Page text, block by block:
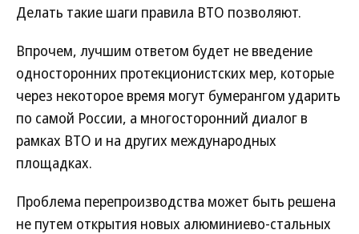
Делать такие шаги правила ВТО позволяют.
Впрочем, лучшим ответом будет не введение
односторонних протекционистских мер, которые
через некоторое время могут бумерангом ударить
по самой России, а многосторонний диалог в
рамках ВТО и на других международных
площадках.
Проблема перепроизводства может быть решена
не путем открытия новых алюминиево-стальных